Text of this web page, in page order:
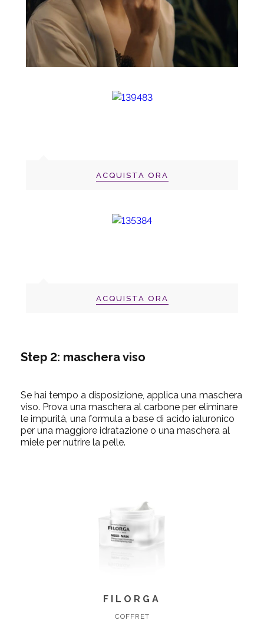
ACQUISTA ORA
ACQUISTA ORA
Step 2: maschera viso
Se hai tempo a disposizione, applica una maschera
viso. Prova una maschera al carbone per eliminare
le impurità, una formula a base di acido ialuronico
per una maggiore idratazione o una maschera al
miele per nutrire la pelle.
FILORGA
COFFRET